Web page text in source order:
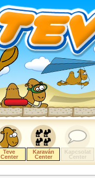
Teve
Center
Karaván
Center
Kapcsolat
Center